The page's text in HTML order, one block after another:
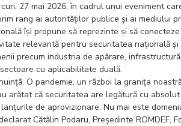
27 mai 2026, în cadrul unui eveniment
rang ai autorităţilor publice și ai mediului
își propune să reprezinte și să
relevantă pentru securitatea naţională și
precum industria de apărare,
cu aplicabilitate duală.
O pandemie, un război la granița
arătat că securitatea are legătură cu absolut
de aprovizionare. Nu mai este
Cătălin Podaru, Președinte ROMDEF,